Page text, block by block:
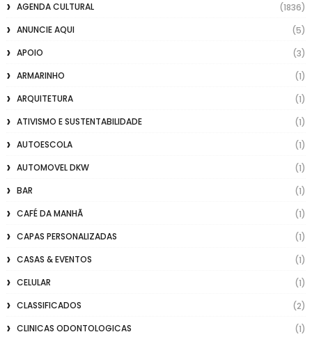
AGENDA CULTURAL
(1836)
ANUNCIE AQUI
(5)
APOIO
(3)
ARMARINHO
(1)
ARQUITETURA
(1)
ATIVISMO E SUSTENTABILIDADE
(1)
AUTOESCOLA
(1)
AUTOMOVEL DKW
(1)
BAR
(1)
CAFÉ DA MANHÃ
(1)
CAPAS PERSONALIZADAS
(1)
CASAS & EVENTOS
(1)
CELULAR
(1)
CLASSIFICADOS
(2)
CLINICAS ODONTOLOGICAS
(1)